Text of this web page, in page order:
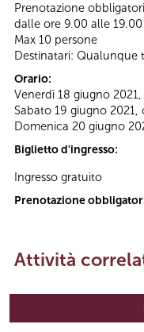
Prenotazione
dalle ore 9.00 alle 19.00
Max 10 persone
Destinatari:
Orario:
Venerdì 18 giugno
Sabato 19 giugno 2021,
Domenica 20 giugno
Biglietto d'ingresso:
Ingresso gratuito
Prenotazione
Attività